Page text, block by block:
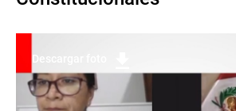
Descargar foto